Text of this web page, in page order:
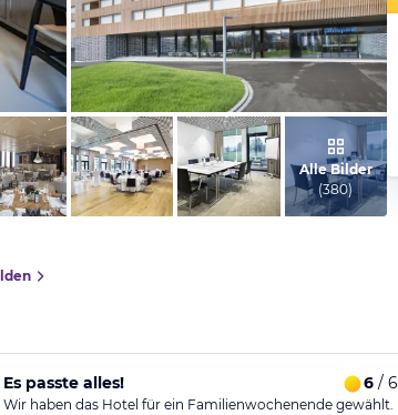
vom Hotelier, November 2014Alle Bilder
(380)
Es passte alles! 6/ 6
Wir haben das Hotel für ein Familienwochenende gewählt.